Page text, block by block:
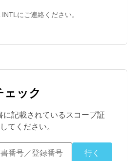
にご連絡ください。
ェック
に記載されているスコープ証
てください。